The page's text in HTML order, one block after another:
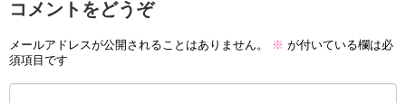
コメントをどうぞ
メールアドレスが公開されることはありません。 ※ が付いている欄は必
須項目です